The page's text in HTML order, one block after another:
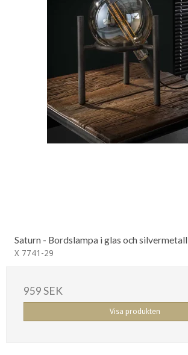
Saturn - Bordslampa i glas och silvermetall
X 7741-29
959 SEK
Visa produkten